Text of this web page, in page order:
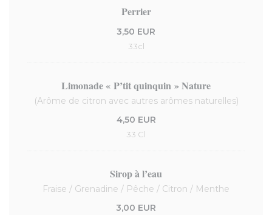
Perrier
3,50 EUR
33cl
Limonade « P’tit quinquin » Nature
(Arôme de citron avec autres arômes naturelles)
4,50 EUR
33 Cl
Sirop à l’eau
Fraise / Grenadine / Pêche / Citron / Menthe
3,00 EUR